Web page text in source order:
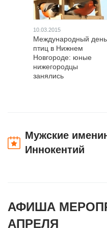
10.03.2015
Международный день
птиц в Нижнем
Новгороде: юные
нижегородцы
занялись
Мужские
Иннокентий
АФИША
АПРЕЛЯ